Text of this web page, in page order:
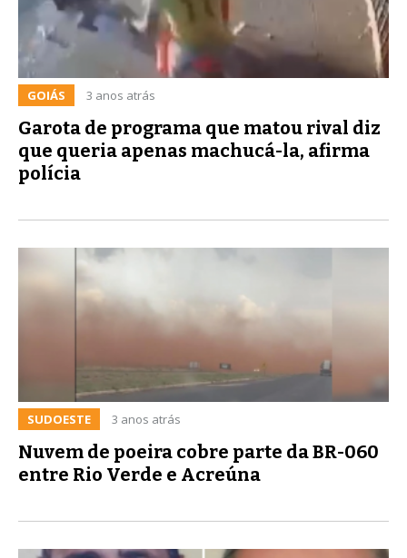
GOIÁS 3 anos atrás
Garota de programa que matou rival diz
que queria apenas machucá-la, afirma
polícia
SUDOESTE 3 anos atrás
Nuvem de poeira cobre parte da BR-060
entre Rio Verde e Acreúna